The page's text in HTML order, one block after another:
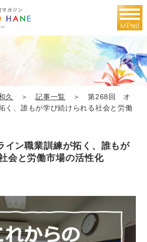
久 ＞記事一覧 ＞ 第268回 オ
く、誰もが学び続けられる社会と労働
ン職業訓練が拓く、誰もが
会と労働市場の活性化